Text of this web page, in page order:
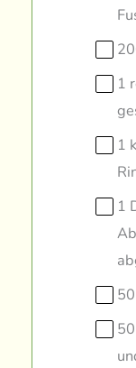
1
1
1